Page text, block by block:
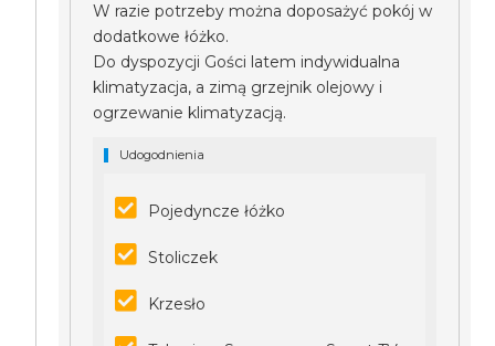
W razie potrzeby można doposażyć pokój w
dodatkowe łóżko.
Do dyspozycji Gości latem indywidualna
klimatyzacja, a zimą grzejnik olejowy i
ogrzewanie klimatyzacją.
Udogodnienia
Pojedyncze łóżko
Stoliczek
Krzesło